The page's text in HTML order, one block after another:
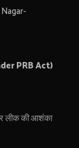
PRB Act)
लीक की आशंका